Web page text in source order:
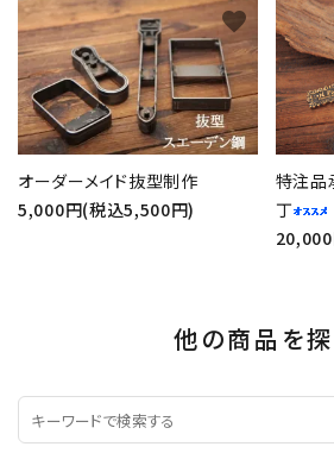
オーダーメイド抜型制作
5,000円(税込5,500円)
favorite
特注品
丁
他の商品を